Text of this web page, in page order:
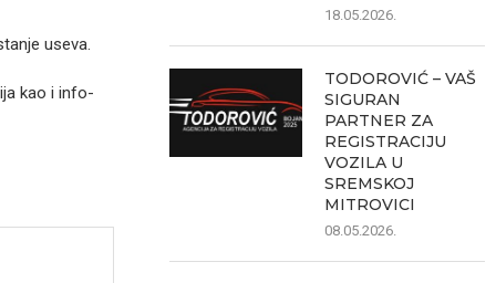
useva.
kao i info-
18.05.2026.
TODOROVIĆ – VAŠ
SIGURAN
PARTNER ZA
REGISTRACIJU
VOZILA U
SREMSKOJ
MITROVICI
08.05.2026.